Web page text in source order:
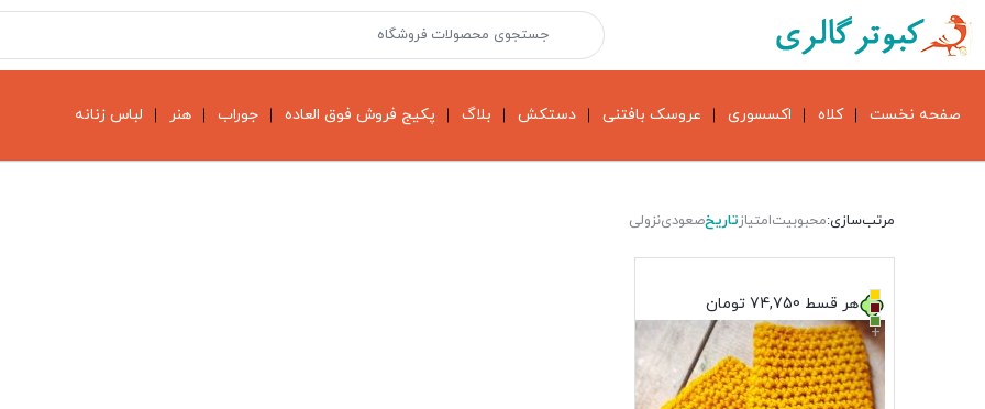
صفحه نخست کلاه اکسسوری عروسک بافتنی دستکش بلاگ پکیج فروش فوق العاده جوراب هنر لباس زنانه
مرتب‌سازی:محبوبیتامتیازتاریخصعودینزولی
هر قسط 74,750 تومان
+